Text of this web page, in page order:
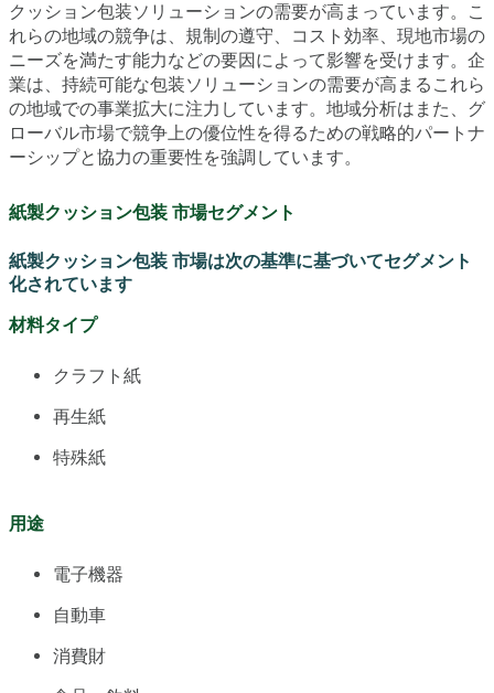
クッション包装ソリューションの需要が高まっています。こ
れらの地域の競争は、規制の遵守、コスト効率、現地市場の
ニーズを満たす能力などの要因によって影響を受けます。企
業は、持続可能な包装ソリューションの需要が高まるこれら
の地域での事業拡大に注力しています。地域分析はまた、グ
ローバル市場で競争上の優位性を得るための戦略的パートナ
ーシップと協力の重要性を強調しています。
紙製クッション包装 市場セグメント
紙製クッション包装 市場は次の基準に基づいてセグメント
化されています
材料タイプ
クラフト紙
再生紙
特殊紙
用途
電子機器
自動車
消費財